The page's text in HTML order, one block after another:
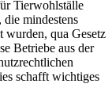
Tierwohlställe
mindestens
wurden, qua Gesetz
Betriebe aus der
schafft wichtiges